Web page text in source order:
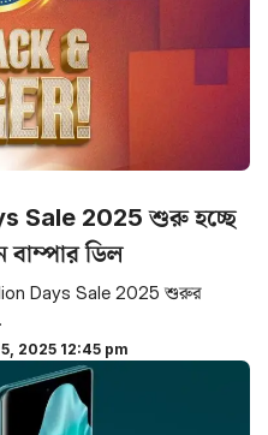
Sale 2025 শুরু হচ্ছে
বাম্পার ডিল
Days Sale 2025 শুরুর
2025 12:45 pm